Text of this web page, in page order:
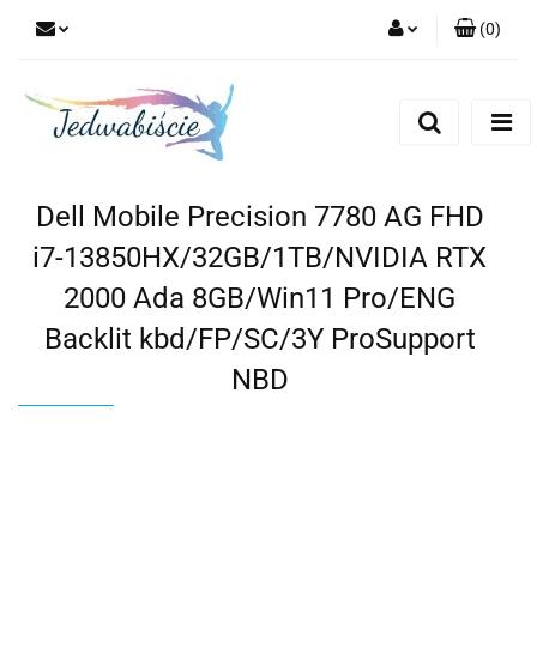
(0)
Dell Mobile Precision 7780 AG FHD
i7-13850HX/32GB/1TB/NVIDIA RTX
2000 Ada 8GB/Win11 Pro/ENG
Backlit kbd/FP/SC/3Y ProSupport
NBD